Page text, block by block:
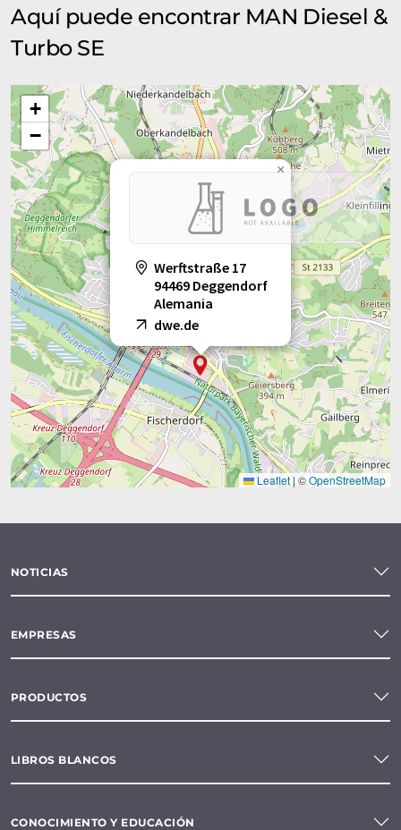
Aquí puede encontrar MAN Diesel &
Turbo SE
Werftstraße 17
94469 Deggendorf
Alemania
dwe.de
×
+
−
Leaflet | ©OpenStreetMap
NOTICIAS
EMPRESAS
PRODUCTOS
LIBROS BLANCOS
CONOCIMIENTO Y EDUCACIÓN